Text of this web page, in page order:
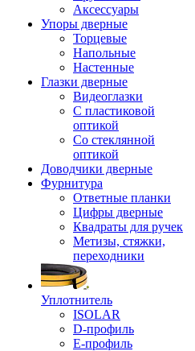
Аксессуары
Упоры дверные
Торцевые
Напольные
Настенные
Глазки дверные
Видеоглазки
С пластиковой
оптикой
Со стеклянной
оптикой
Доводчики дверные
Фурнитура
Ответные планки
Цифры дверные
Квадраты для ручек
Метизы, стяжки,
переходники
Уплотнитель
ISOLAR
D-профиль
Е-профиль